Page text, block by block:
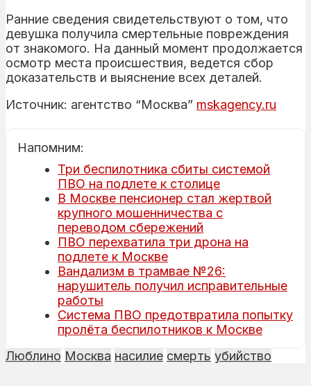
Ранние сведения свидетельствуют о том, что
девушка получила смертельные повреждения
от знакомого. На данный момент продолжается
осмотр места происшествия, ведется сбор
доказательств и выяснение всех деталей.
Источник: агентство “Москва” mskagency.ru
Напомним:
Три беспилотника сбиты системой
ПВО на подлете к столице
В Москве пенсионер стал жертвой
крупного мошенничества с
переводом сбережений
ПВО перехватила три дрона на
подлете к Москве
Вандализм в трамвае №26:
нарушитель получил исправительные
работы
Система ПВО предотвратила попытку
пролёта беспилотников к Москве
Люблино Москва насилие смерть убийство